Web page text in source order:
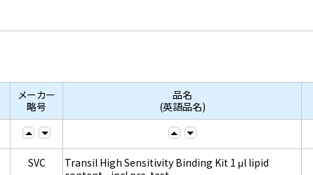
メーカー
略号
品名
(英語品名)
SVC
Transil High Sensitivity Binding Kit 1 μl lipid